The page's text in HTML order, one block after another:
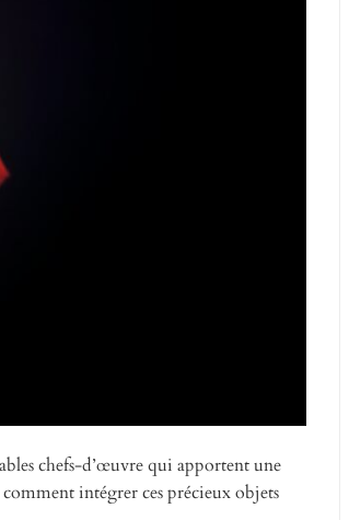
chefs-d’œuvre qui apportent une
intégrer ces précieux objets